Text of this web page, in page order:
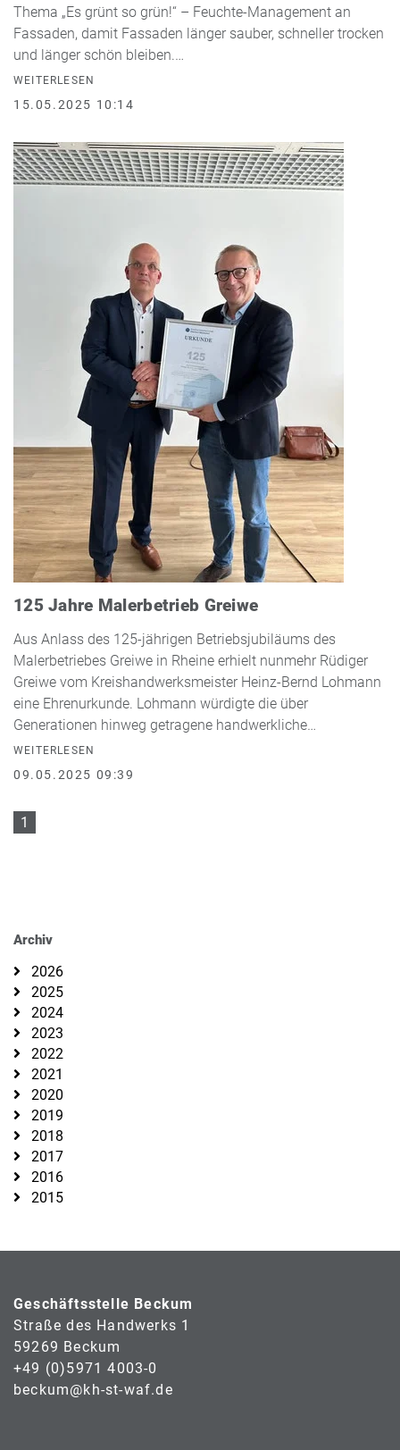
Thema „Es grünt so grün!“ – Feuchte-Management an
Fassaden, damit Fassaden länger sauber, schneller trocken
und länger schön bleiben.…
WEITERLESEN
15.05.2025 10:14
125 Jahre Malerbetrieb Greiwe
Aus Anlass des 125-jährigen Betriebsjubiläums des
Malerbetriebes Greiwe in Rheine erhielt nunmehr Rüdiger
Greiwe vom Kreishandwerksmeister Heinz-Bernd Lohmann
eine Ehrenurkunde. Lohmann würdigte die über
Generationen hinweg getragene handwerkliche…
WEITERLESEN
09.05.2025 09:39
1
Archiv
2026
2025
2024
2023
2022
2021
2020
2019
2018
2017
2016
2015
Geschäftsstelle Beckum
Straße des Handwerks 1
59269 Beckum
+49 (0)5971 4003-0
beckum@kh-st-waf.de